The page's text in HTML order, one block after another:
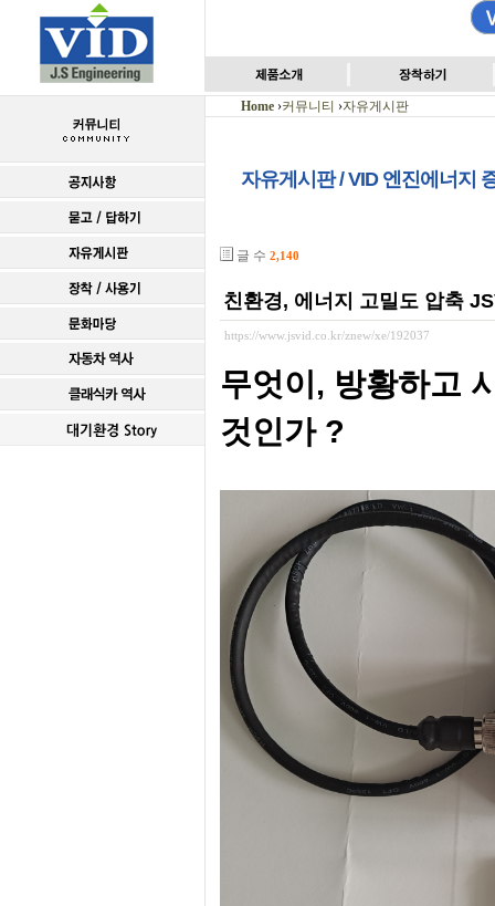
Home ›커뮤니티 ›자유게시판
자유게시판 / VID 엔진에너지
글 수 2,140
친환경, 에너지 고밀도 압축
https://www.jsvid.co.kr/znew/xe/192037
무엇이, 방황하고
것인가 ?